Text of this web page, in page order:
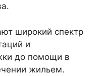
широкий спектр
и
до помощи в
жильем.